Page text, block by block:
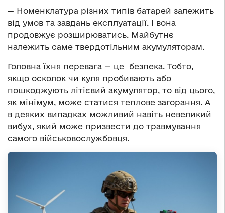
— Номенклатура різних типів батарей залежить
від умов та завдань експлуатації. І вона
продовжує розширюватись. Майбутнє
належить саме твердотільним акумуляторам.
Головна їхня перевага — це безпека. Тобто,
якщо осколок чи куля пробивають або
пошкоджують літієвий акумулятор, то від цього,
як мінімум, може статися теплове загорання. А
в деяких випадках можливий навіть невеликий
вибух, який може призвести до травмування
самого військовослужбовця.